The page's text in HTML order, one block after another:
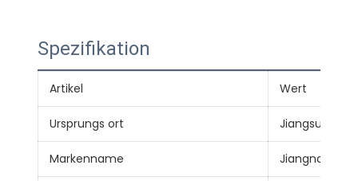
Spezifikation
Artikel Wert
Ursprungs ort Jiangsu,
Markenname Jiangnan-